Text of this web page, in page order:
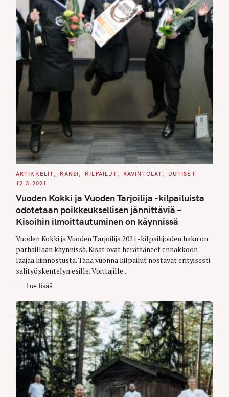
C
T
G
R
E
ARTIKKELIT KANSI KILPAILUT RAVINTOLAT
UUTISET
12.3.2021
Vuoden Kokki ja Vuoden Tarjoilija -kilpailuista
odotetaan poikkeuksellisen jännittäviä –
Kisoihin ilmoittautuminen on käynnissä
Vuoden Kokki ja Vuoden Tarjoilija 2021 -kilpailijoiden haku on
parhaillaan käynnissä. Kisat ovat herättäneet ennakkoon
laajaa kiinnostusta. Tänä vuonna kilpailut nostavat erityisesti
salityöskentelyn esille. Voittajille..
Lue lisää